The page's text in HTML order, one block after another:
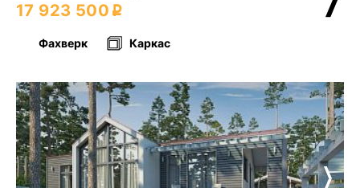
17 923 500
Фахверк Каркас